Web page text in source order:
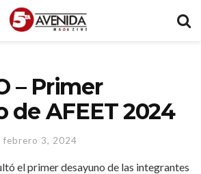
– Primer
de AFEET 2024
febrero 3, 2024
el primer desayuno de las integrantes